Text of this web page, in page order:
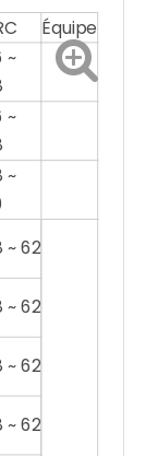
Équipe
~
~
~
~ 62
~ 62
~ 62
~ 62